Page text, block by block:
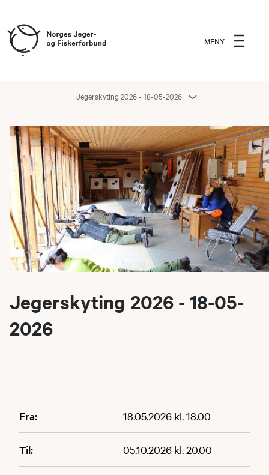
MENY
Jegerskyting 2026 - 18-05-2026
Jegerskyting 2026 - 18-05-
2026
Fra: 18.05.2026 kl. 18.00
Til: 05.10.2026 kl. 20.00